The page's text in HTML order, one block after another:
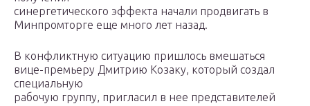
синергетического эффекта начали продвигать в
Минпромторге еще много лет назад.
В конфликтную ситуацию пришлось вмешаться
вице-премьеру Дмитрию Козаку, который создал
специальную
рабочую группу, пригласил в нее представителей